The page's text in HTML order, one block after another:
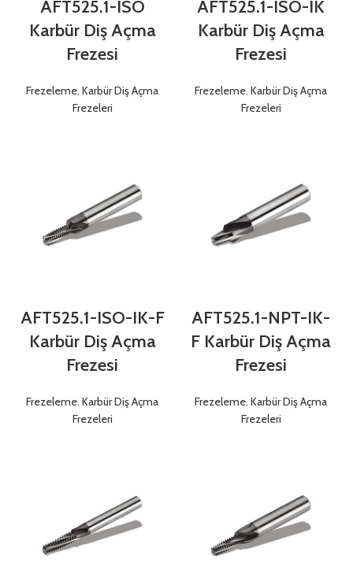
AFT525.1-ISO
Karbür Diş Açma
Frezesi
Frezeleme, Karbür Diş Açma
Frezeleri
AFT525.1-ISO-IK
Karbür Diş Açma
Frezesi
Frezeleme, Karbür Diş Açma
Frezeleri
AFT525.1-ISO-IK-F
Karbür Diş Açma
Frezesi
Frezeleme Karbür Diş Açma
Frezeleri
AFT525.1-NPT-IK-
F Karbür Diş Açma
Frezesi
Frezeleme Karbür Diş Açma
Frezeleri